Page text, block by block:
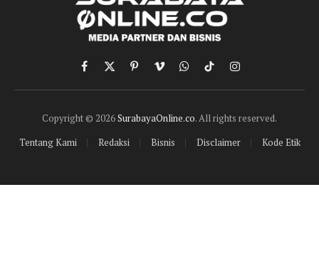
Facebook
X
(Twitter)
PinterestVimeoWhatsApp
TikTokInstagram
Copyright © 2026SurabayaOnline.co. All rights reserved.
Tentang Kami
Redaksi Bisnis Disclaimer Kode Etik